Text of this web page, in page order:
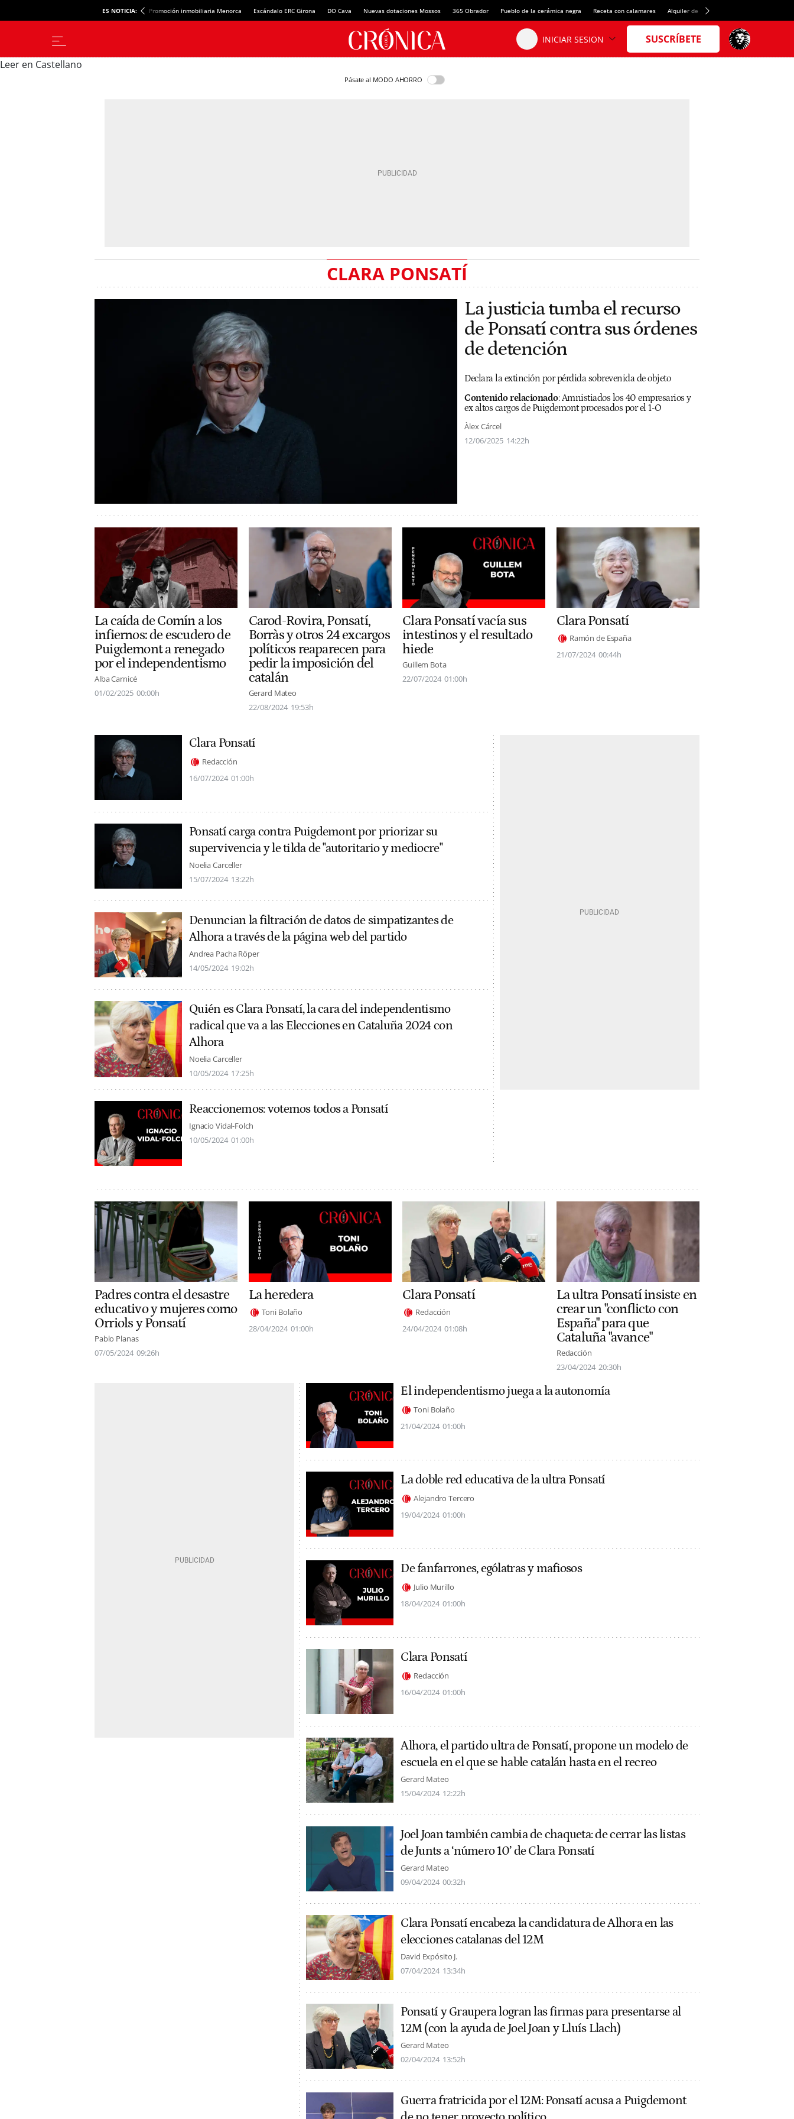
ES NOTICIA: Promoción inmobiliaria Menorca Escándalo ERC Girona DO Cava Nuevas dotaciones Mossos 365 Obrador Pueblo de la cerámica negra Receta con calamares Alquiler de habitaciones en España
Leer en Castellano
Pásate al MODO AHORRO
CLARA PONSATÍ
La justicia tumba el recurso
de Ponsatí contra sus órdenes
de detención
Declara la extinción por pérdida sobrevenida de objeto
Contenido relacionado:Amnistiados los 40 empresarios y
ex altos cargos de Puigdemont procesados por el 1-O
Àlex Cárcel
12/06/2025 14:22h
La caída de Comín a los
infiernos: de escudero de
Puigdemont a renegado
por el independentismo
Alba Carnicé
01/02/2025 00:00h
Carod-Rovira, Ponsatí,
Borràs y otros 24 excargos
políticos reaparecen para
pedir la imposición del
catalán
Gerard Mateo
22/08/2024 19:53h
Clara Ponsatí vacía sus
intestinos y el resultado
hiede
Guillem Bota
22/07/2024 01:00h
Clara Ponsatí
Ramón de España
21/07/2024 00:44h
Clara Ponsatí
Redacción
16/07/2024 01:00h
Ponsatí carga contra Puigdemont por priorizar su
supervivencia y le tilda de "autoritario y mediocre"
Noelia Carceller
15/07/2024 13:22h
Denuncian la filtración de datos de simpatizantes de
Alhora a través de la página web del partido
Andrea Pacha Röper
14/05/2024 19:02h
Quién es Clara Ponsatí, la cara del independentismo
radical que va a las Elecciones en Cataluña 2024 con
Alhora
Noelia Carceller
10/05/2024 17:25h
Reaccionemos: votemos todos a Ponsatí
Ignacio Vidal-Folch
10/05/2024 01:00h
Padres contra el desastre
educativo y mujeres como
Orriols y Ponsatí
Pablo Planas
07/05/2024 09:26h
La heredera
Toni Bolaño
28/04/2024 01:00h
Clara Ponsatí
Redacción
24/04/2024 01:08h
La ultra Ponsatí insiste en
crear un "conflicto con
España" para que
Cataluña "avance"
Redacción
23/04/2024 20:30h
El independentismo juega a la autonomía
Toni Bolaño
21/04/2024 01:00h
La doble red educativa de la ultra Ponsatí
Alejandro Tercero
19/04/2024 01:00h
De fanfarrones, ególatras y mafiosos
Julio Murillo
18/04/2024 01:00h
Clara Ponsatí
Redacción
16/04/2024 01:00h
Alhora, el partido ultra de Ponsatí, propone un modelo de
escuela en el que se hable catalán hasta en el recreo
Gerard Mateo
15/04/2024 12:22h
Joel Joan también cambia de chaqueta: de cerrar las listas
de Junts a ‘número 10’ de Clara Ponsatí
Gerard Mateo
09/04/2024 00:32h
Clara Ponsatí encabeza la candidatura de Alhora en las
elecciones catalanas del 12M
David Expósito J.
07/04/2024 13:34h
Ponsatí y Graupera logran las firmas para presentarse al
12M (con la ayuda de Joel Joan y Lluís Llach)
Gerard Mateo
02/04/2024 13:52h
Guerra fratricida por el 12M: Ponsatí acusa a Puigdemont